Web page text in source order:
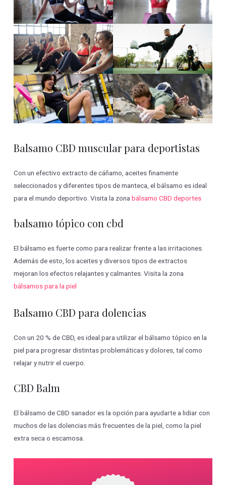
Balsamo CBD muscular para deportistas
Con un efectivo extracto de cáñamo, aceites finamente
seleccionados y diferentes tipos de manteca, el bálsamo es ideal
para el mundo deportivo. Visita la zonabálsamo CBD deportes
balsamo tópico con cbd
El bálsamo es fuerte como para realizar frente a las irritaciones.
Además de esto, los aceites y diversos tipos de extractos
mejoran los efectos relajantes y calmantes. Visita la zona
bálsamos para la piel
Balsamo CBD para dolencias
Con un 20 % de CBD, es ideal para utilizar el bálsamo tópico en la
piel para progresar distintas problemáticas y dolores, tal como
relajar y nutrir el cuerpo.
CBD Balm
El bálsamo de CBD sanador es la opción para ayudarte a lidiar con
muchos de las dolencias más frecuentes de la piel, como la piel
extra seca o escamosa.